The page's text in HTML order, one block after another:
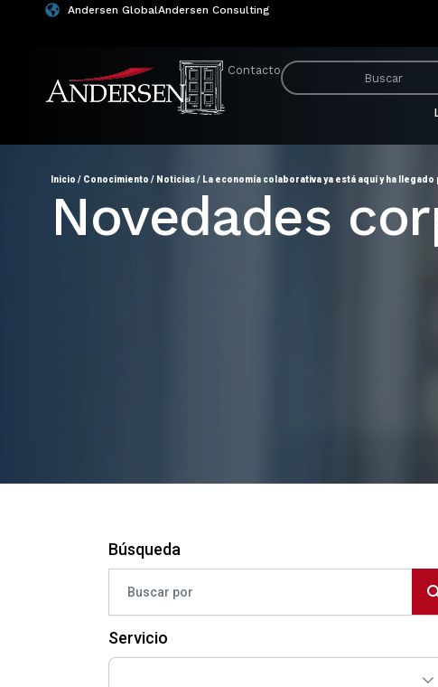
Andersen GlobalAndersen Consulting
Contacto
Inicio / Conocimiento / Noticias/ La economía colaborativa ya está aquí y ha
Novedades
Búsqueda
Servicio